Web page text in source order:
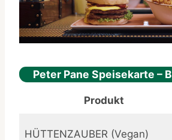
Peter Pane Speisekarte –
Produkt
HÜTTENZAUBER (Vegan)